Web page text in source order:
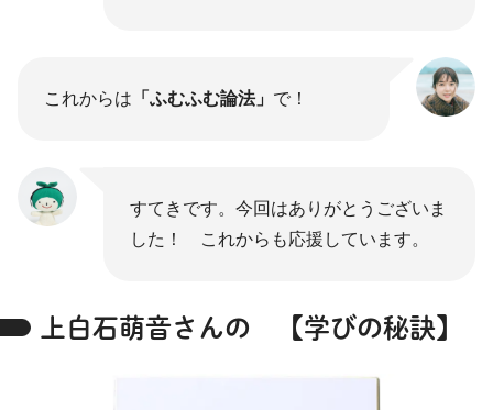
これからは 「ふむふむ論法」 で！
すてきです。今回はありがとうございま
した！ これからも応援しています。
上白石萌音さんの 【学びの秘訣】